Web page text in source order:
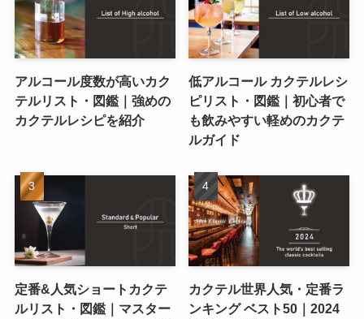
アルコール度数が高いカク
テルリスト・図鑑｜強めの
カクテルレシピを紹介
低アルコール カクテルレシ
ピリスト・図鑑｜初心者で
も飲みやすい軽めのカクテ
ルガイド
定番&人気ショートカクテ
ルリスト・図鑑｜マスター
カクテル世界人気・定番ラ
ンキング ベスト50｜2024